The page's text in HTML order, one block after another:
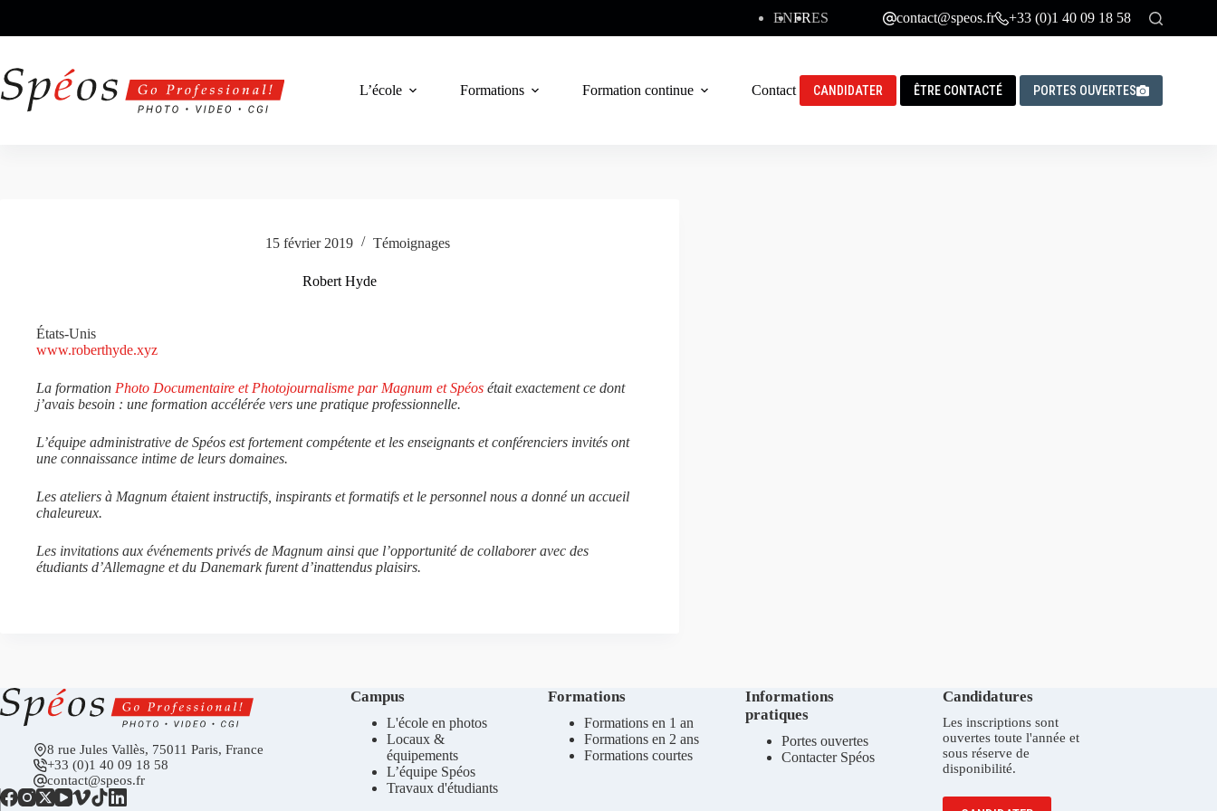
contenu
ENFRES contact@speos.fr +33 (0)1 40 09 18 58
L’école Formations Formation continue Contact CANDIDATER ÊTRE CONTACTÉ PORTES OUVERTES
15 février 2019 Témoignages
Robert Hyde
États-Unis
www.roberthyde.xyz
La formation Photo Documentaire et Photojournalisme par Magnum et Spéos était exactement ce dont
j’avais besoin : une formation accélérée vers une pratique professionnelle.
L’équipe administrative de Spéos est fortement compétente et les enseignants et conférenciers invités ont
une connaissance intime de leurs domaines.
Les ateliers à Magnum étaient instructifs, inspirants et formatifs et le personnel nous a donné un accueil
chaleureux.
Les invitations aux événements privés de Magnum ainsi que l’opportunité de collaborer avec des
étudiants d’Allemagne et du Danemark furent d’inattendus plaisirs.
8 rue Jules Vallès, 75011 Paris, France
+33 (0)1 40 09 18 58
contact@speos.fr
Campus
L'école en photos
Locaux &
équipements
L’équipe Spéos
Travaux d'étudiants
Formations
Formations en 1 an
Formations en 2 ans
Formations courtes
Informations
pratiques
Portes ouvertes
Contacter Spéos
Candidatures
Les inscriptions sont
ouvertes toute l'année et
sous réserve de
disponibilité.